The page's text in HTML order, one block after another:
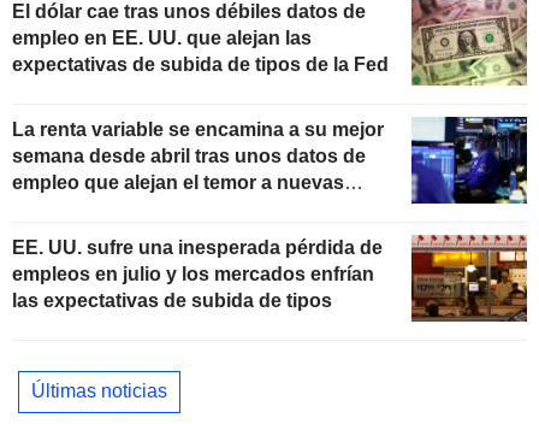
El dólar cae tras unos débiles datos de
empleo en EE. UU. que alejan las
expectativas de subida de tipos de la Fed
La renta variable se encamina a su mejor
semana desde abril tras unos datos de
empleo que alejan el temor a nuevas
EE. UU. sufre una inesperada pérdida de
empleos en julio y los mercados enfrían
las expectativas de subida de tipos
Últimas noticias